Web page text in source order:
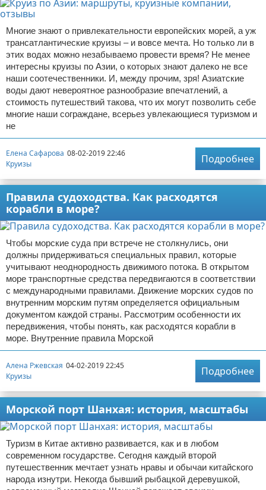
Многие знают о привлекательности европейских морей, а уж
трансатлантические круизы – и вовсе мечта. Но только ли в
этих водах можно незабываемо провести время? Не менее
интересны круизы по Азии, о которых знают далеко не все
наши соотечественники. И, между прочим, зря! Азиатские
воды дают невероятное разнообразие впечатлений, а
стоимость путешествий такова, что их могут позволить себе
многие наши сограждане, всерьез увлекающиеся туризмом и
не
Елена Сафарова 08-02-2019 22:46
Круизы
Подробнее
Правила судоходства. Как расходятся
корабли в море?
Чтобы морские суда при встрече не столкнулись, они
должны придерживаться специальных правил, которые
учитывают неоднородность движимого потока. В открытом
море транспортные средства передвигаются в соответствии
с международными правилами. Движение морских судов по
внутренним морским путям определяется официальным
документом каждой страны. Рассмотрим особенности их
передвижения, чтобы понять, как расходятся корабли в
море. Внутренние правила Морской
Алена Ржевская 04-02-2019 22:45
Круизы
Подробнее
Морской порт Шанхая: история, масштабы
Туризм в Китае активно развивается, как и в любом
современном государстве. Сегодня каждый второй
путешественник мечтает узнать нравы и обычаи китайского
народа изнутри. Некогда бывший рыбацкой деревушкой,